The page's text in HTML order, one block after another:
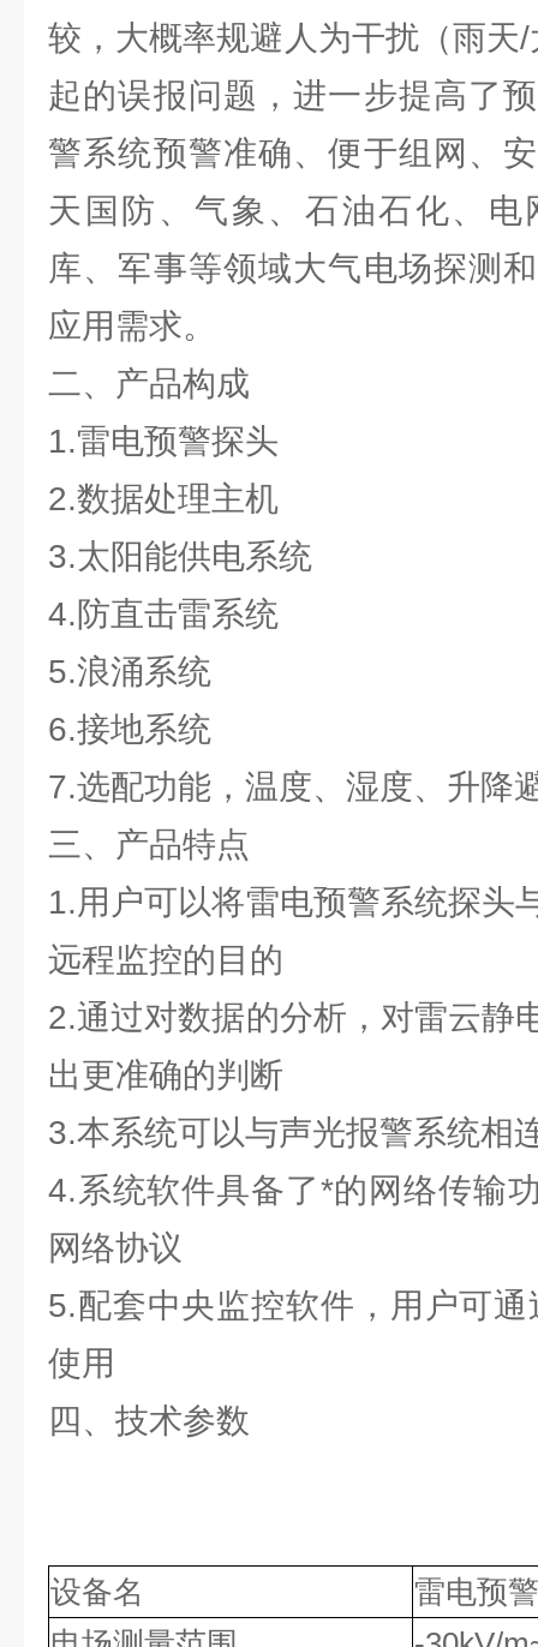
较，大概率规避人为干扰（雨天
起的误报问题，进一步提高了
警系统预警准确、便于组网、
天国防、气象、石油石化、
库、军事等领域大气电场探测
应用需求。
二、产品构成
1.雷电预警探头
2.数据处理主机
3.太阳能供电系统
4.防直击雷系统
5.浪涌系统
6.接地系统
7.选配功能，温度、湿度、升降
三、产品特点
1.用户可以将雷电预警系统探头
远程监控的目的
2.通过对数据的分析，对雷云静
出更准确的判断
3.本系统可以与声光报警系统相
4.系统软件具备了*的网络传输
网络协议
5.配套中央监控软件，用户可
使用
四、技术参数
设备名
雷电预